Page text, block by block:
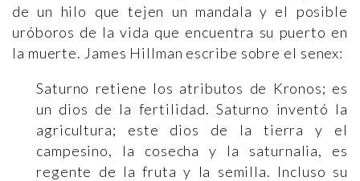
de un hilo que tejen un mandala y el posible
uróboros de la vida que encuentra su puerto en
la muerte. James Hillman escribe sobre el senex:
Saturno retiene los atributos de Kronos; es
un dios de la fertilidad. Saturno inventó la
agricultura; este dios de la tierra y el
campesino, la cosecha y la saturnalia, es
regente de la fruta y la semilla. Incluso su